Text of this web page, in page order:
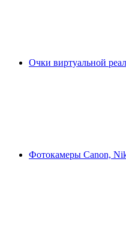
Очки виртуальной
Фотокамеры Canon,